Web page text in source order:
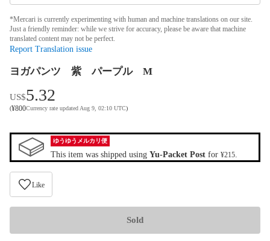
*Mercari is currently experimenting with human and machine translations on our site.
Just a friendly reminder: while we strive for accuracy, please be aware that machine
translated content may not be perfect.
Report Translation issue
ヨガパンツ 紫 パープル М
US$5.32
(¥800Currency rate updated Aug 9, 02:10 UTC)
ゆうゆうメルカリ便
This item was shipped using Yu-Packet Post for ¥215
Like
Sold